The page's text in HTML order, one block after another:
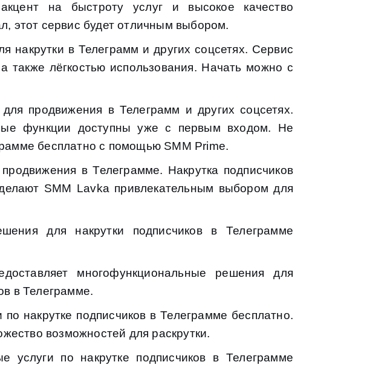
на быстроту услуг и высокое качество
этот сервис будет отличным выбором.
накрутки в Телеграмм и других соцсетях. Сервис
также лёгкостью использования. Начать можно с
продвижения в Телеграмм и других соцсетях.
функции доступны уже с первым входом. Не
бесплатно с помощью SMM Prime.
в Телеграмме. Накрутка подписчиков
SMM Lavka привлекательным выбором для
для накрутки подписчиков в Телеграмме
многофункциональные решения для
в Телеграмме.
накрутке подписчиков в Телеграмме бесплатно.
возможностей для раскрутки.
по накрутке подписчиков в Телеграмме